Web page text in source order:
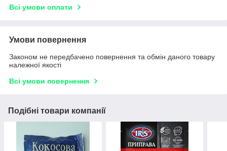
Всі умови оплати
Умови повернення
Законом не передбачено повернення та обмін даного товару
належної якості
Всі умови повернення
Подібні товари компанії